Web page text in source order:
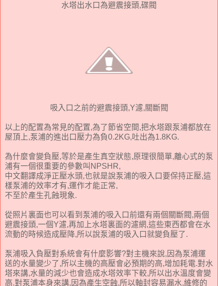
水塔出水口為避震接頭,碟閥
吸入口之前的避震接頭,Y濾,關斷閥
以上的配置為常見的配置,為了節省空間,把水塔跟泵浦都放在
屋頂上,泵浦的進出口壓力為負0.2KG,吐出為1.8KG.
為什麼會變負壓,等於是產生真空狀態,原理很簡單,離心式的泵
浦有一個很重要的參數叫NPSHR,
中文翻譯成淨正壓水頭,也就是說泵浦的吸入口要保持正壓,這
樣泵浦的效率才有,運作才能正常,
不至於產生孔蝕現象.
從照片裏面也可以看到泵浦的吸入口前還有兩個關斷閥,兩個
避震接頭,一個Y濾,再加上水塔裏面的濾網,這些東西都會在水
流動的時候造成壓降,所以說泵浦的吸入口就變負壓了.
泵浦吸入負壓對系統會有什麼影響?對主機來說,因為泵浦運
送的水量變少了,所以主機的高壓會必預期的高,增加耗電.對水
塔來講,水量的減少也會造成水塔效率下較,所以出水溫度會變
高.對泵浦本身來講,因為產生空蝕,所以軸封容易漏水,維修的